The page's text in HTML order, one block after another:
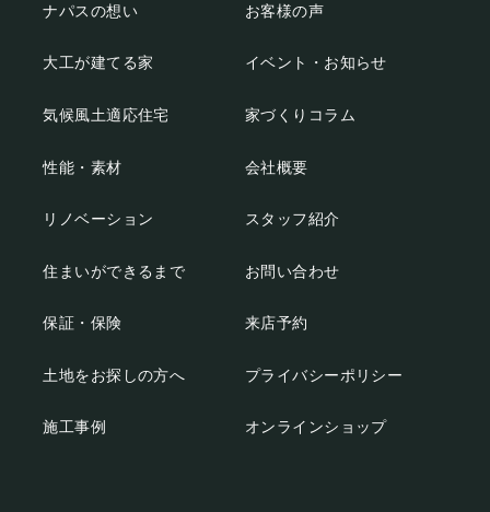
ナパスの想い
大工が建てる家
気候風土適応住宅
性能・素材
リノベーション
住まいができるまで
保証・保険
土地をお探しの方へ
施工事例
お客様の声
イベント・お知らせ
家づくりコラム
会社概要
スタッフ紹介
お問い合わせ
来店予約
プライバシーポリシー
オンラインショップ